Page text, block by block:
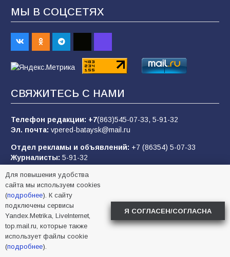
Будет ли мобилизация в России в 2026 году
после выборов: в Госдуме дали ответ
заявления о мобилизации — это
пропагандистский вброс
85 01.08.2026
«Слухами Москву не возьмёшь»: почему
заявления Киева о мобилизации — это
отчаяние, а не разведка
81 02.08.2026
МЫ В СОЦСЕТЯХ
СВЯЖИТЕСЬ С НАМИ
Телефон редакции: +7(863)545-07-33, 5-91-32
Эл. почта: vpered-bataysk@mail.ru
Отдел рекламы и объявлений: +7 (86354) 5-07-33
Журналисты: 5-91-32
НОВОСТИ ПАРТНЁРОВ
Муж и жена попытались совершить суицид,
предупредив оперативные службы
“Генерал 200” в квадрате. Как Драпатый переплюнул
Для повышения удобства
сайта мы используем cookies
(подробнее). К сайту
подключены сервисы
Yandex.Metrika, LiveInternet,
top.mail.ru, которые также
использует файлы cookie
(подробнее).
Я СОГЛАСЕН/СОГЛАСНА